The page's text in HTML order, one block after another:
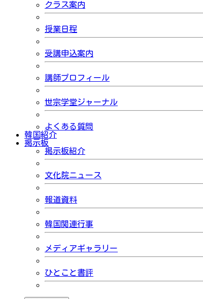
クラス案内
授業日程
受講申込案内
講師プロフィール
世宗学堂ジャーナル
よくある質問
韓国紹介
掲示板
掲示板紹介
文化院ニュース
報道資料
韓国関連行事
メディアギャラリー
ひとこと書評